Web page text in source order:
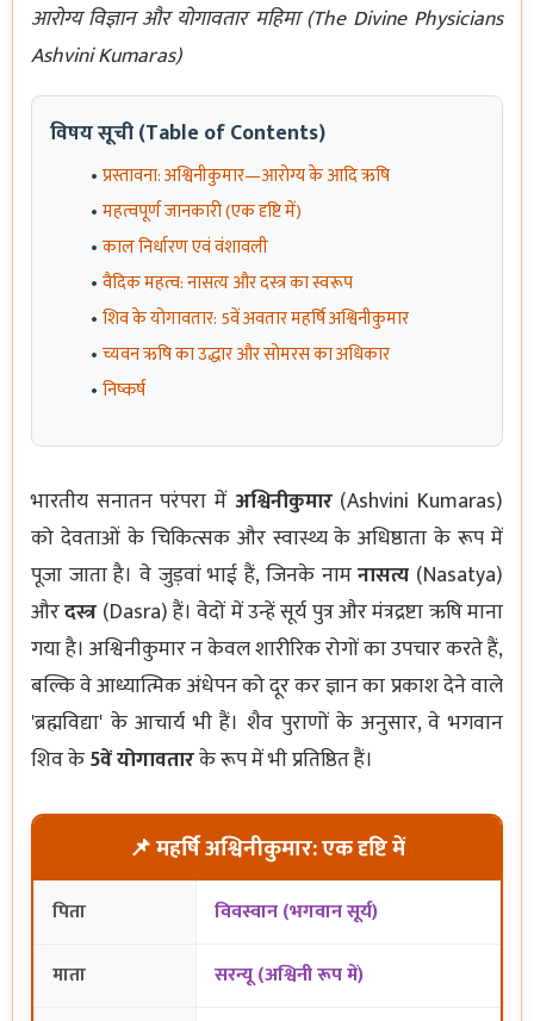
आरोग्य विज्ञान और योगावतार महिमा (The Divine Physicians
Ashvini Kumaras)
विषय सूची (Table of Contents)
प्रस्तावना: अश्विनीकुमार—आरोग्य के आदि ऋषि
महत्वपूर्ण जानकारी (एक दृष्टि में)
काल निर्धारण एवं वंशावली
वैदिक महत्व: नासत्य और दस्त्र का स्वरूप
शिव के योगावतार: 5वें अवतार महर्षि अश्विनीकुमार
च्यवन ऋषि का उद्धार और सोमरस का अधिकार
निष्कर्ष
भारतीय सनातन परंपरा में अश्विनीकुमार(Ashvini Kumaras)
को देवताओं के चिकित्सक और स्वास्थ्य के अधिष्ठाता के रूप में
पूजा जाता है। वे जुड़वां भाई हैं, जिनके नामनासत्य (Nasatya)
औरदस्त्र (Dasra) हैं। वेदों में उन्हें सूर्य पुत्र और मंत्रद्रष्टा ऋषि माना
गया है। अश्विनीकुमार न केवल शारीरिक रोगों का उपचार करते हैं,
बल्कि वे आध्यात्मिक अंधेपन को दूर कर ज्ञान का प्रकाश देने वाले
'ब्रह्मविद्या' के आचार्य भी हैं। शैव पुराणों के अनुसार, वे भगवान
शिव के5वें योगावतारके रूप में भी प्रतिष्ठित हैं।
📌 महर्षि अश्विनीकुमार: एक दृष्टि में
पिता
विवस्वान (भगवान सूर्य)
माता
सरन्यू (अश्विनी रूप में)